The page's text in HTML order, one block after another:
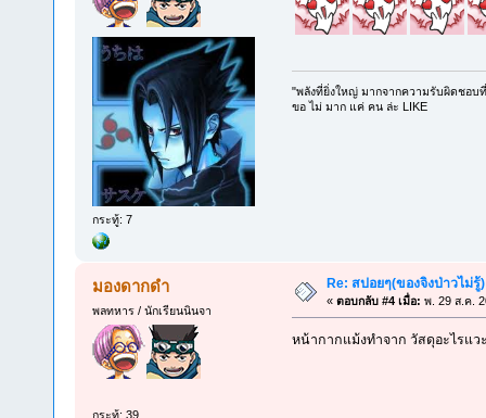
กระทู้: 7
"พลังที่ยิ่งใหญ่ มากจากความรับผิดชอบ
ขอ ไม่ มาก แค่ คน ล่ะ LIKE
มองดากดำ
พลทหาร / นักเรียนนินจา
กระทู้: 39
Re: สปอยๆ(ของจิงป่าวไม่รู้)
« ตอบกลับ #4 เมื่อ: พ. 29 ส.ค.
หน้ากากแม้งทำจาก วัสดุอะไรแว